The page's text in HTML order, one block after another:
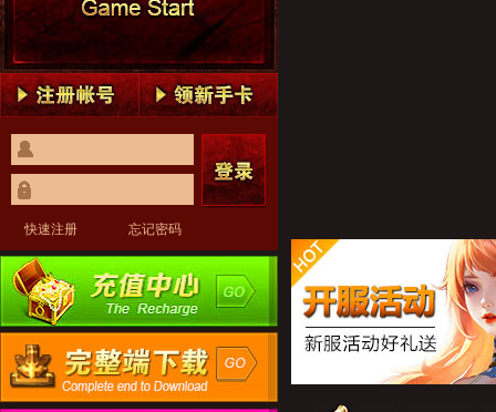
快速注册 忘记密码